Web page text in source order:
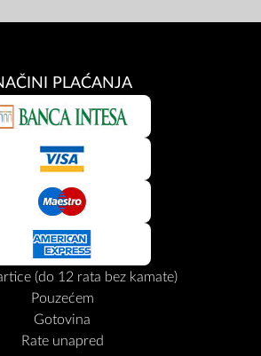
PLAĆANJA
(do 12 rata bez kamate)
Pouzećem
Gotovina
Rate unapred